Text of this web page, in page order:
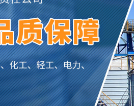
粮食钢板仓
粉煤灰钢板仓
骨料钢板仓
环保钢板仓